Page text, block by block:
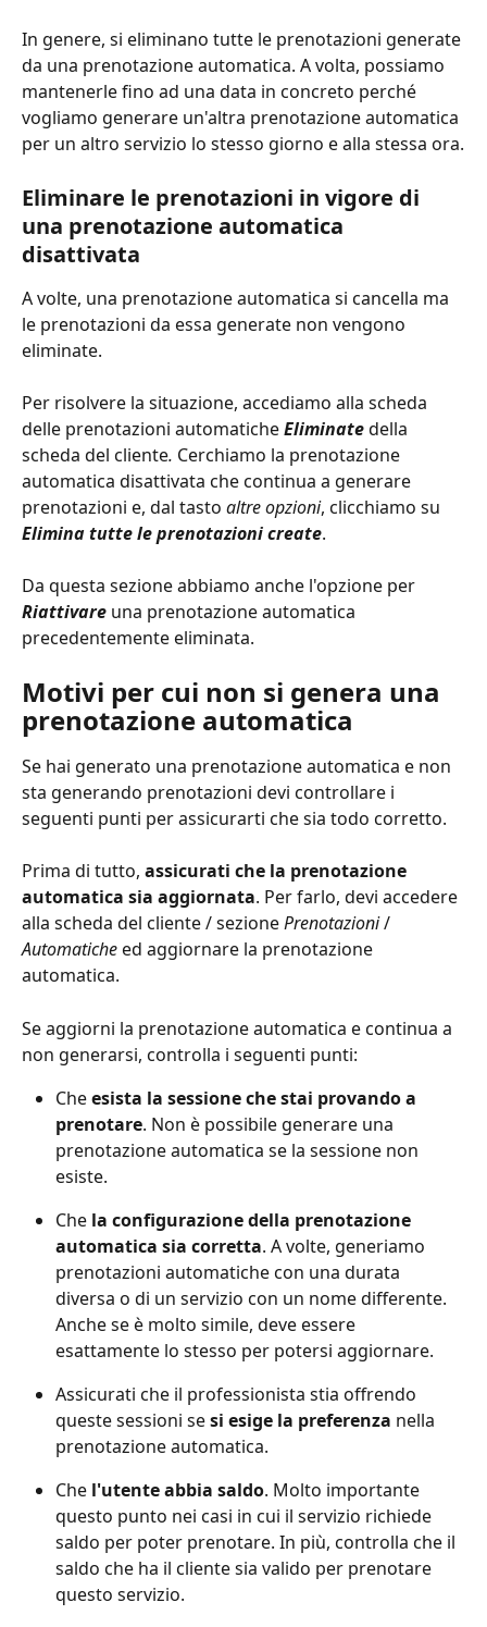
In genere, si eliminano tutte le prenotazioni generate
da una prenotazione automatica. A volta, possiamo
mantenerle fino ad una data in concreto perché
vogliamo generare un'altra prenotazione automatica
per un altro servizio lo stesso giorno e alla stessa ora.
Eliminare le prenotazioni in vigore di
una prenotazione automatica
disattivata
A volte, una prenotazione automatica si cancella ma
le prenotazioni da essa generate non vengono
eliminate.
Per risolvere la situazione, accediamo alla scheda
delle prenotazioni automaticheEliminatedella
scheda del cliente. Cerchiamo la prenotazione
automatica disattivata che continua a generare
prenotazioni e, dal tasto altre opzioni, clicchiamo su
Elimina tutte le prenotazioni create.
Da questa sezione abbiamo anche l'opzione per
Riattivare una prenotazione automatica
precedentemente eliminata.
Motivi per cui non si genera una
prenotazione automatica
Se hai generato una prenotazione automatica e non
sta generando prenotazioni devi controllare i
seguenti punti per assicurarti che sia todo corretto.
Prima di tutto, assicurati che la prenotazione
automatica sia aggiornata. Per farlo, devi accedere
alla scheda del cliente / sezione Prenotazioni /
Automatiche ed aggiornare la prenotazione
automatica.
Se aggiorni la prenotazione automatica e continua a
non generarsi, controlla i seguenti punti:
Che esista la sessione che stai provando a
prenotare. Non è possibile generare una
prenotazione automatica se la sessione non
esiste.
Che la configurazione della prenotazione
automatica sia corretta. A volte, generiamo
prenotazioni automatiche con una durata
diversa o di un servizio con un nome differente.
Anche se è molto simile, deve essere
esattamente lo stesso per potersi aggiornare.
Assicurati che il professionista stia offrendo
queste sessioni se si esige la preferenza nella
prenotazione automatica.
Che l'utente abbia saldo. Molto importante
questo punto nei casi in cui il servizio richiede
saldo per poter prenotare. In più, controlla che il
saldo che ha il cliente sia valido per prenotare
questo servizio.